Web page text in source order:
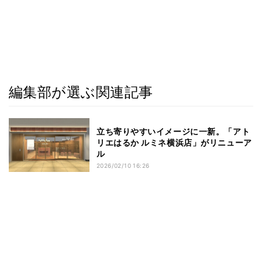
編集部が選ぶ関連記事
立ち寄りやすいイメージに一新。「アト
リエはるか ルミネ横浜店」がリニューア
ル
2026/02/10 16:26